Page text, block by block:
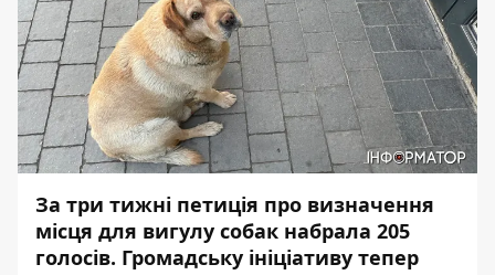
За три тижні петиція про визначення
місця для вигулу собак набрала 205
голосів. Громадську ініціативу тепер